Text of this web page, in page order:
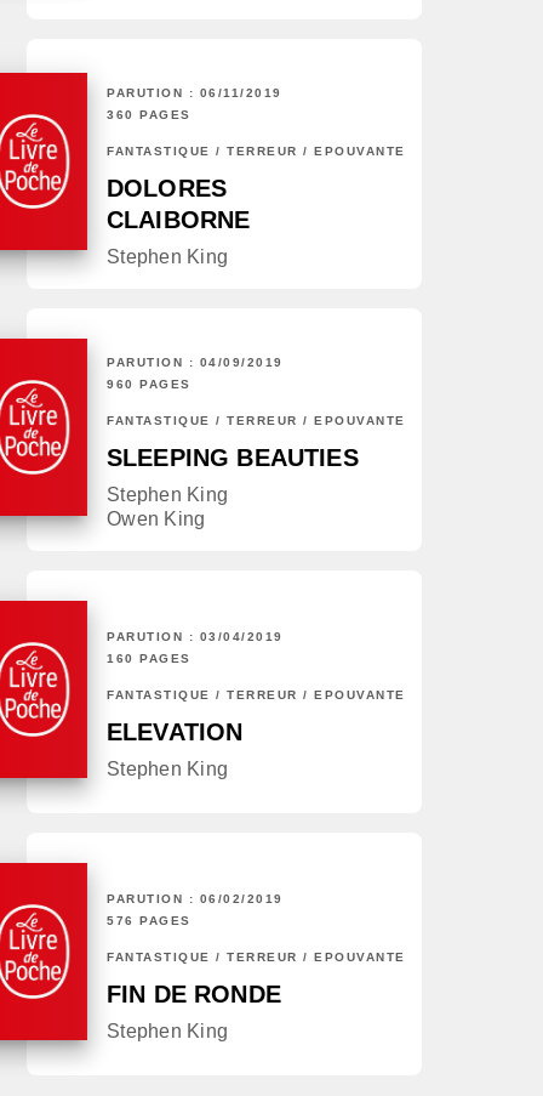
PARUTION : 06/11/2019
360 PAGES
FANTASTIQUE / TERREUR / EPOUVANTE
DOLORES
CLAIBORNE
Stephen King
PARUTION : 04/09/2019
960 PAGES
FANTASTIQUE / TERREUR / EPOUVANTE
SLEEPING BEAUTIES
Stephen King
Owen King
PARUTION : 03/04/2019
160 PAGES
FANTASTIQUE / TERREUR / EPOUVANTE
ELEVATION
Stephen King
PARUTION : 06/02/2019
576 PAGES
FANTASTIQUE / TERREUR / EPOUVANTE
FIN DE RONDE
Stephen King